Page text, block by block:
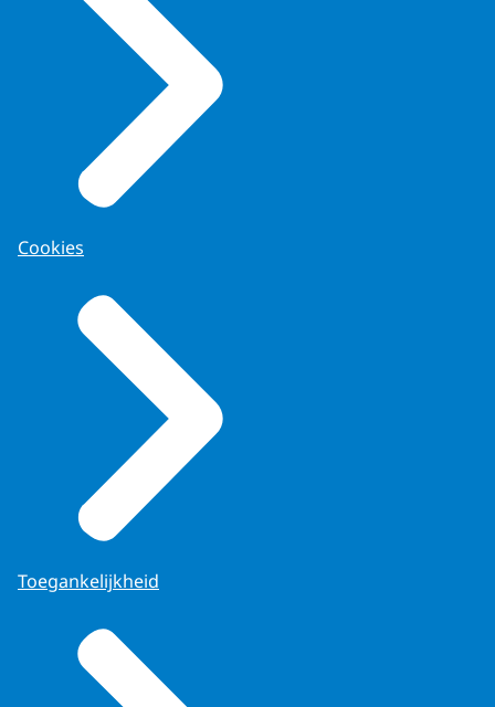
Cookies
Toegankelijkheid